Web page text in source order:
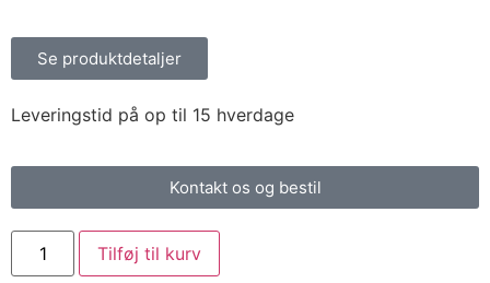
Se produktdetaljer
Leveringstid på op til 15 hverdage
Kontakt os og bestil
Tilføj til kurv